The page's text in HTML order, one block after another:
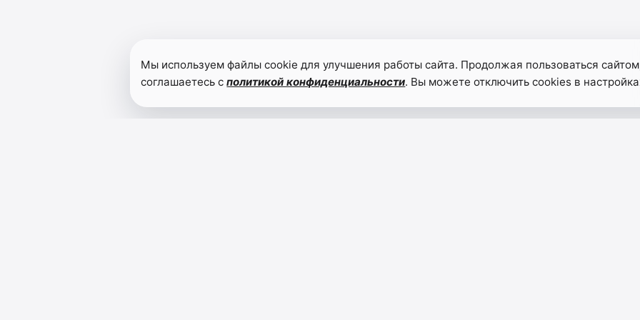
Мы используем файлы cookie для улучшения работы сайта. Продолжая пользоваться
соглашаетесь сполитикой конфиденциальности. Вы можете отключить cookies в